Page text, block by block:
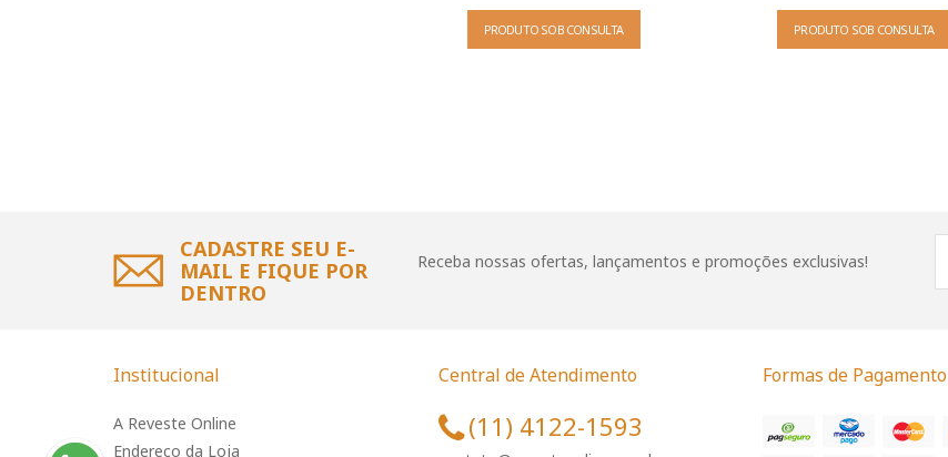
PRODUTO SOB CONSULTA PRODUTO SOB CONSULTA
CADASTRE SEU E-
MAIL E FIQUE POR
DENTRO
Receba nossas ofertas, lançamentos e promoções exclusivas!
Institucional
A Reveste Online
Endereço da Loja
Central de Atendimento
(11) 4122-1593
Formas de Pagamento